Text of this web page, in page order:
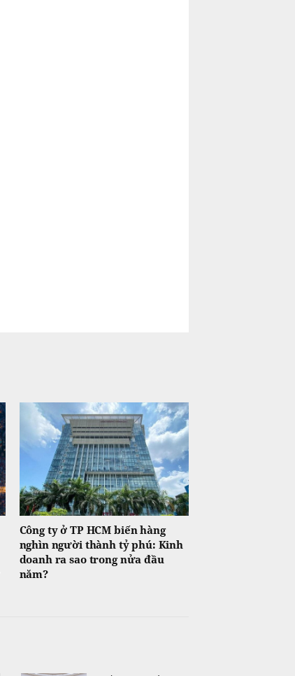
Công ty ở TP HCM biến hàng
nghìn người thành tỷ phú: Kinh
doanh ra sao trong nửa đầu
năm?